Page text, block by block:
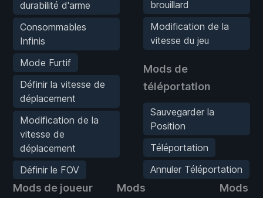
durabilité d'arme
Consommables
Infinis
Mode Furtif
Définir la vitesse de
déplacement
Modification de la
vitesse de
déplacement
Définir le FOV
brouillard
Modification de la
vitesse du jeu
Mods de
téléportation
Sauvegarder la
Position
Téléportation
Annuler Téléportation
Mods de joueur
Mods
Mods